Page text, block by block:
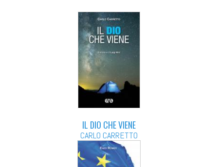
IL DIO CHE VIENE
CARLO CARRETTO